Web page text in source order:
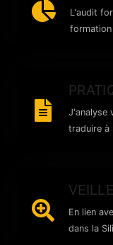
L'audit
formation
J'analyse
traduire à
VEILLE
En lien
dans la